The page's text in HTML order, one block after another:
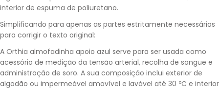
interior de espuma de poliuretano.
Simplificando para apenas as partes estritamente necessárias
para corrigir o texto original:
A Orthia almofadinha apoio azul serve para ser usada como
acessório de medição da tensão arterial, recolha de sangue e
administração de soro. A sua composição inclui exterior de
algodão ou impermeável amovível e lavável até 30 ºC e interior